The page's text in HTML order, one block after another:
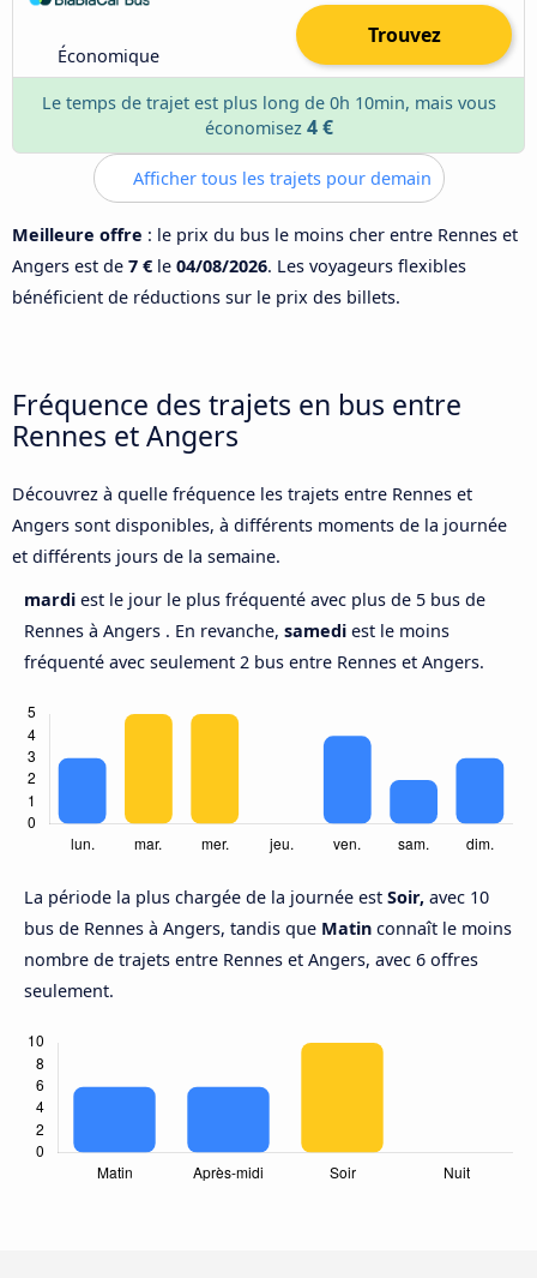
Économique
Trouvez
Le temps de trajet est plus long de 0h 10min, mais vous
économisez 4 €
Afficher tous les trajets pour demain
Meilleure offre : le prix du bus le moins cher entre Rennes et
Angers est de 7 € le 04/08/2026. Les voyageurs flexibles
bénéficient de réductions sur le prix des billets.
Fréquence des trajets en bus entre
Rennes et Angers
Découvrez à quelle fréquence les trajets entre Rennes et
Angers sont disponibles, à différents moments de la journée
et différents jours de la semaine.
mardi est le jour le plus fréquenté avec plus de 5 bus de
Rennes à Angers . En revanche, samedi est le moins
fréquenté avec seulement 2 bus entre Rennes et Angers.
La période la plus chargée de la journée est Soir, avec 10
bus de Rennes à Angers, tandis que Matin connaît le moins
nombre de trajets entre Rennes et Angers, avec 6 offres
seulement.